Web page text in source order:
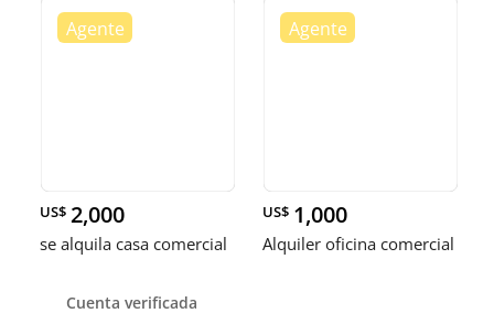
US$ 2,000
se alquila casa comercial
Cuenta verificada
US$ 1,000
Alquiler oficina comercial